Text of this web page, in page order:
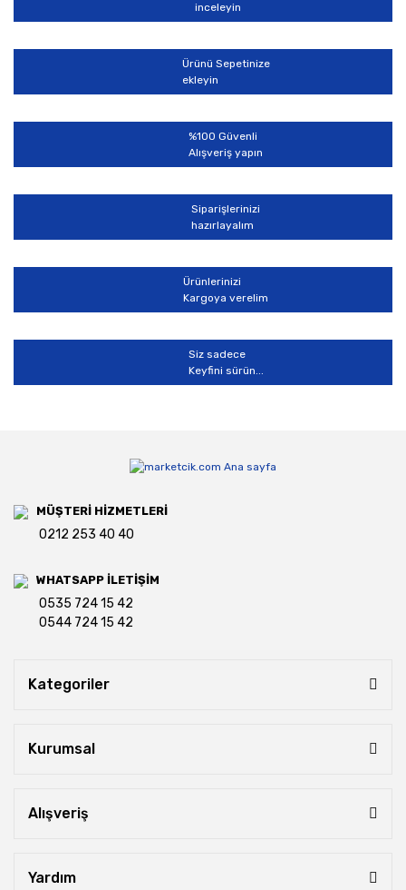
Yorum Yaz
Ürün resmi kalitesiz, bozuk veya görüntülenemiyor.
Ürün açıklamasında eksik bilgiler bulunuyor.
Ürün bilgilerinde hatalar bulunuyor.
Ürün fiyatı diğer sitelerden daha pahalı.
Bu ürüne benzer farklı alternatifler olmalı.
Gönder
inceleyin
Ürünü Sepetinize
ekleyin
%100 Güvenli
Alışveriş yapın
Siparişlerinizi
hazırlayalım
Ürünlerinizi
Kargoya verelim
Siz sadece
Keyfini sürün...
MÜŞTERİ HİZMETLERİ
0212 253 40 40
WHATSAPP İLETİŞİM
0535 724 15 42
0544 724 15 42
Kategoriler
Kurumsal
Alışveriş
Yardım